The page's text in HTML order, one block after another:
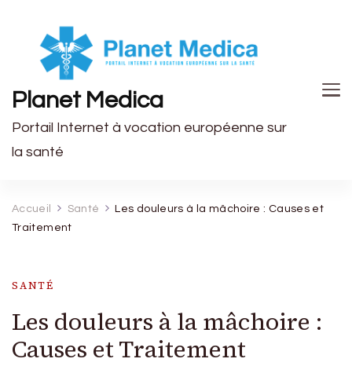
Planet Medica
Portail Internet à vocation européenne sur
la santé
Accueil Santé
Les douleurs à la mâchoire : Causes et
Traitement
SANTÉ
Les douleurs à la mâchoire :
Causes et Traitement